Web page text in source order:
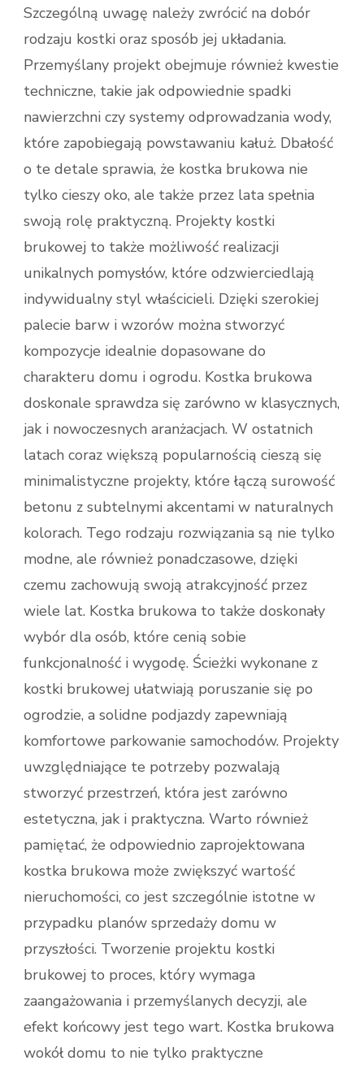
Szczególną uwagę należy zwrócić na dobór
rodzaju kostki oraz sposób jej układania.
Przemyślany projekt obejmuje również kwestie
techniczne, takie jak odpowiednie spadki
nawierzchni czy systemy odprowadzania wody,
które zapobiegają powstawaniu kałuż. Dbałość
o te detale sprawia, że kostka brukowa nie
tylko cieszy oko, ale także przez lata spełnia
swoją rolę praktyczną. Projekty kostki
brukowej to także możliwość realizacji
unikalnych pomysłów, które odzwierciedlają
indywidualny styl właścicieli. Dzięki szerokiej
palecie barw i wzorów można stworzyć
kompozycje idealnie dopasowane do
charakteru domu i ogrodu. Kostka brukowa
doskonale sprawdza się zarówno w klasycznych,
jak i nowoczesnych aranżacjach. W ostatnich
latach coraz większą popularnością cieszą się
minimalistyczne projekty, które łączą surowość
betonu z subtelnymi akcentami w naturalnych
kolorach. Tego rodzaju rozwiązania są nie tylko
modne, ale również ponadczasowe, dzięki
czemu zachowują swoją atrakcyjność przez
wiele lat. Kostka brukowa to także doskonały
wybór dla osób, które cenią sobie
funkcjonalność i wygodę. Ścieżki wykonane z
kostki brukowej ułatwiają poruszanie się po
ogrodzie, a solidne podjazdy zapewniają
komfortowe parkowanie samochodów. Projekty
uwzględniające te potrzeby pozwalają
stworzyć przestrzeń, która jest zarówno
estetyczna, jak i praktyczna. Warto również
pamiętać, że odpowiednio zaprojektowana
kostka brukowa może zwiększyć wartość
nieruchomości, co jest szczególnie istotne w
przypadku planów sprzedaży domu w
przyszłości. Tworzenie projektu kostki
brukowej to proces, który wymaga
zaangażowania i przemyślanych decyzji, ale
efekt końcowy jest tego wart. Kostka brukowa
wokół domu to nie tylko praktyczne